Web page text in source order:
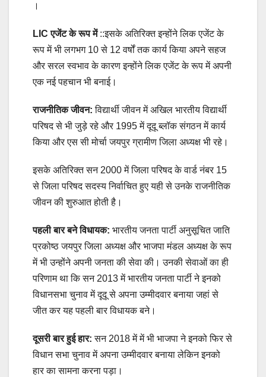
।
LIC एजेंट के रूप में::इसके अतिरिक्त इन्होंने लिक एजेंट के
रूप में भी लगभग 10 से 12 वर्षों तक कार्य किया अपने सहज
और सरल स्वभाव के कारण इन्होंने लिक एजेंट के रूप में अपनी
एक नई पहचान भी बनाई।
राजनीतिक जीवन:विद्यार्थी जीवन में अखिल भारतीय विद्यार्थी
परिषद से भी जुड़े रहे और 1995 में दूदू ब्लॉक संगठन में कार्य
किया और एस सी मोर्चा जयपुर ग्रामीण जिला अध्यक्ष भी रहे।
इसके अतिरिक्त सन 2000 में जिला परिषद के वार्ड नंबर 15
से जिला परिषद सदस्य निर्वाचित हुए यही से उनके राजनीतिक
जीवन की शुरुआत होती है।
पहली बार बने विधायक: भारतीय जनता पार्टी अनुसूचित जाति
प्रकोष्ठ जयपुर जिला अध्यक्ष और भाजपा मंडल अध्यक्ष के रूप
में भी उन्होंने अपनी जनता की सेवा की। उनकी सेवाओं का ही
परिणाम था कि सन 2013 में भारतीय जनता पार्टी ने इनको
विधानसभा चुनाव में दूदू से अपना उम्मीदवार बनाया जहां से
जीत कर यह पहली बार विधायक बने।
दूसरी बार हुई हार: सन 2018 में में भी भाजपा ने इनको फिर से
विधान सभा चुनाव में अपना उम्मीदवार बनाया लेकिन इनको
हार का सामना करना पड़ा।